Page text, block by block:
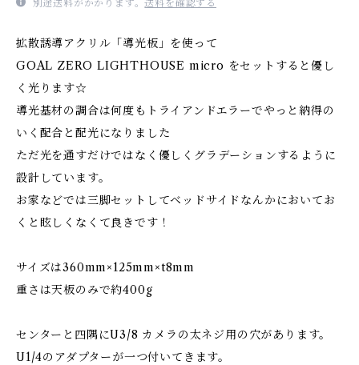
別途送料がかかります。送料を確認する
拡散誘導アクリル「導光板」を使って
GOAL ZERO LIGHTHOUSE micro をセットすると優し
く光ります☆
導光基材の調合は何度もトライアンドエラーでやっと納得の
いく配合と配光になりました
ただ光を通すだけではなく優しくグラデーションするように
設計しています。
お家などでは三脚セットしてベッドサイドなんかにおいてお
くと眩しくなくて良きです！
サイズは360mm×125mm×t8mm
重さは天板のみで約400g
センターと四隅にU3/8 カメラの太ネジ用の穴があります。
U1/4のアダプターが一つ付いてきます。